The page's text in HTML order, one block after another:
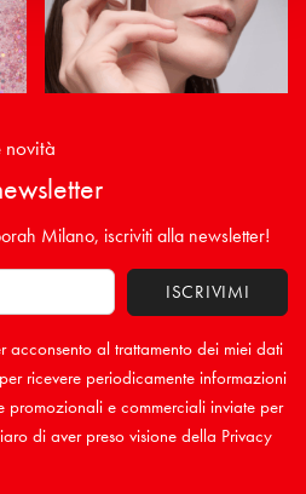
novità
Milano, iscriviti alla newsletter!
acconsento al trattamento dei miei dati
ricevere periodicamente informazioni
promozionali e commerciali inviate per
di aver preso visione della Privacy